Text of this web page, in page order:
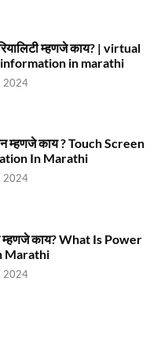
म्हणजे काय? | virtual
in marathi
2024
म्हणजे काय ? Touch Screen
In Marathi
2024
म्हणजे काय? What Is Power
Marathi
2024